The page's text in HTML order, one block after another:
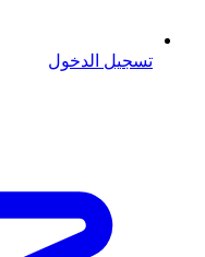
تسجيل الدخول